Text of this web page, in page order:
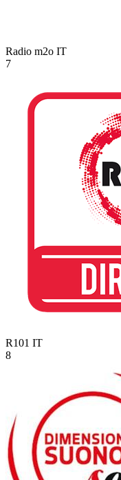
Radio m2o IT
7
R101 IT
8